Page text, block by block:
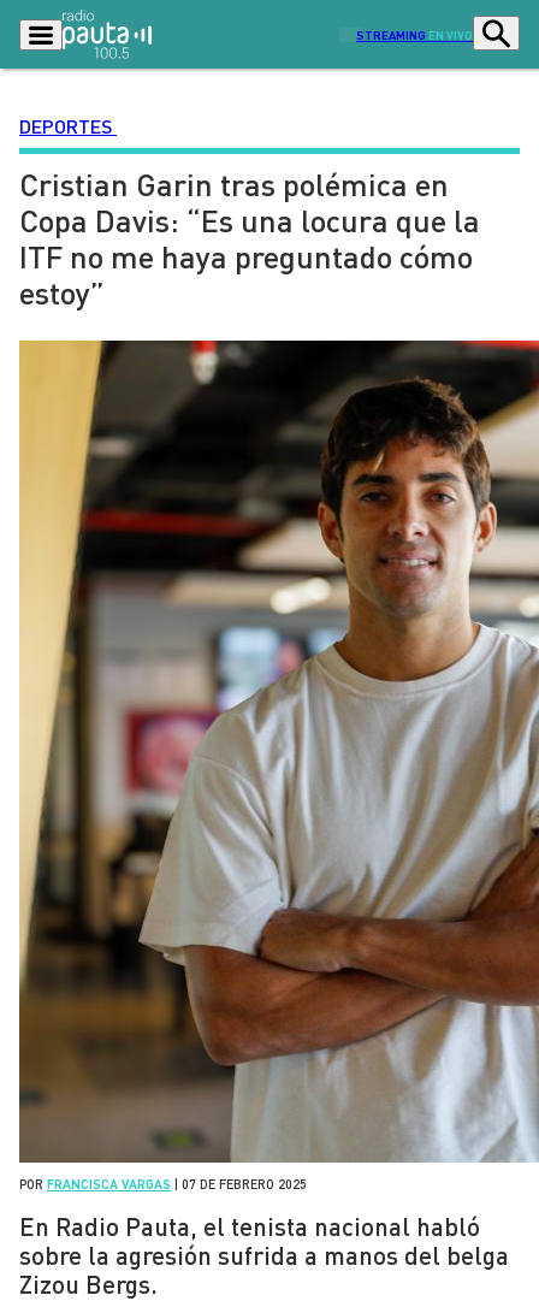
STREAMING EN VIVO
Podcasts Programas
Lo Último Actualidad
Ciudad Economía
Radio en vivo
Tendencias Deportes
Entretención y Cultura Opinión
Dato en Pauta Señal 2
Contenido Patrocinado
DEPORTES
Cristian Garin tras polémica en
Copa Davis: “Es una locura que la
ITF no me haya preguntado cómo
estoy”
POR FRANCISCA VARGAS 07 DE FEBRERO 2025
En Radio Pauta, el tenista nacional habló
sobre la agresión sufrida a manos del belga
Zizou Bergs.